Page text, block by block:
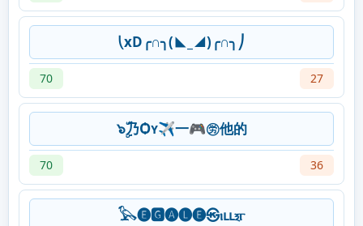
⎝xD╭∩╮(◣_◢)╭∩╮⎠
70 27
๖ۣۜ乃Ѻʏ✈一🎮㊘他的
70 36
𓅂🅔🅶🅐🅛🅔㉿ⲓⳑⳑⲝⲅ